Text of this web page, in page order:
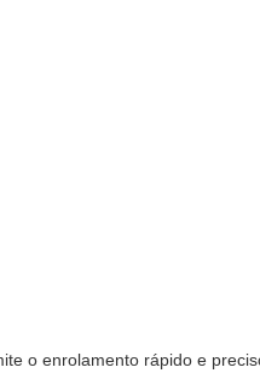
o enrolamento rápido e